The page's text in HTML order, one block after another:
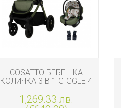
COSATTO БЕБЕШКА
КОЛИЧКА 3 В 1 GIGGLE 4
1,269.33 лв.